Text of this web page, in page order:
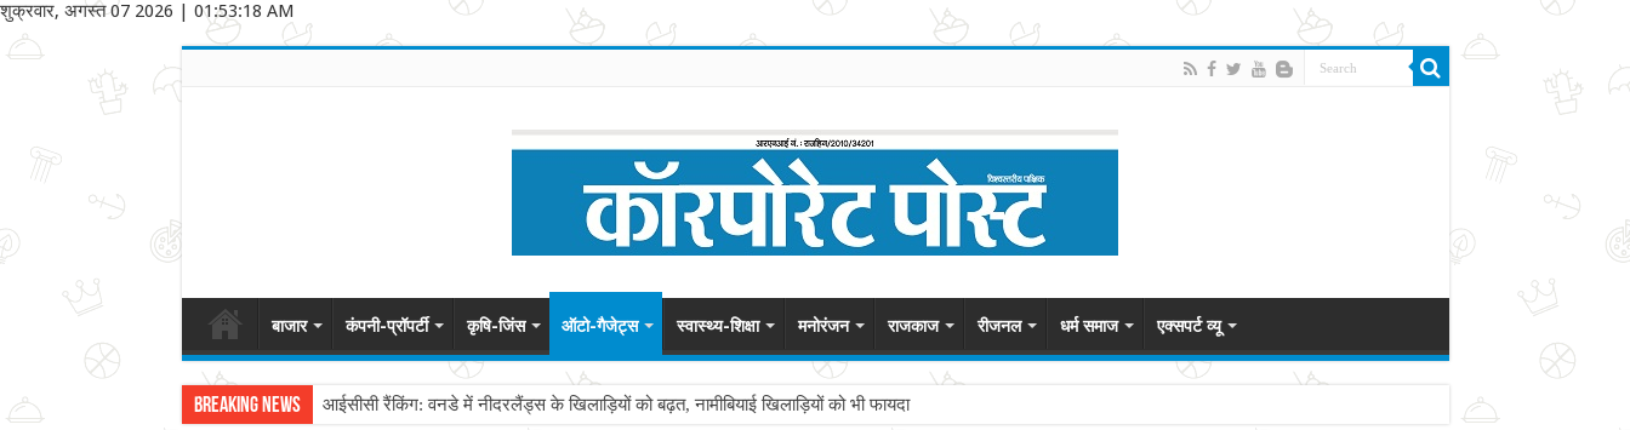
शुक्रवार, अगस्त 07 2026 | 01:53:18 AM
बाजार कंपनी-प्रॉपर्टी कृषि-जिंस ऑटो-गैजेट्स स्वास्थ्य-शिक्षा मनोरंजन राजकाज रीजनल धर्म समाज एक्सपर्ट व्यू
Breaking News आईसीसी रैंकिंग: वनडे में नीदरलैंड्स के खिलाड़ियों को बढ़त, नामीबियाई खिलाड़ियों को भी फायदा